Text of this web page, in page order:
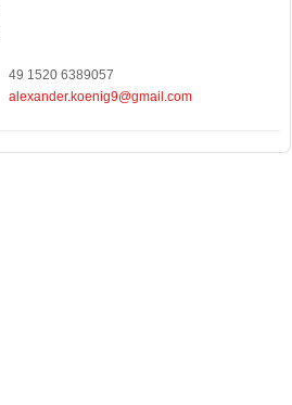
49 1520 6389057
alexander.koenig9@gmail.com